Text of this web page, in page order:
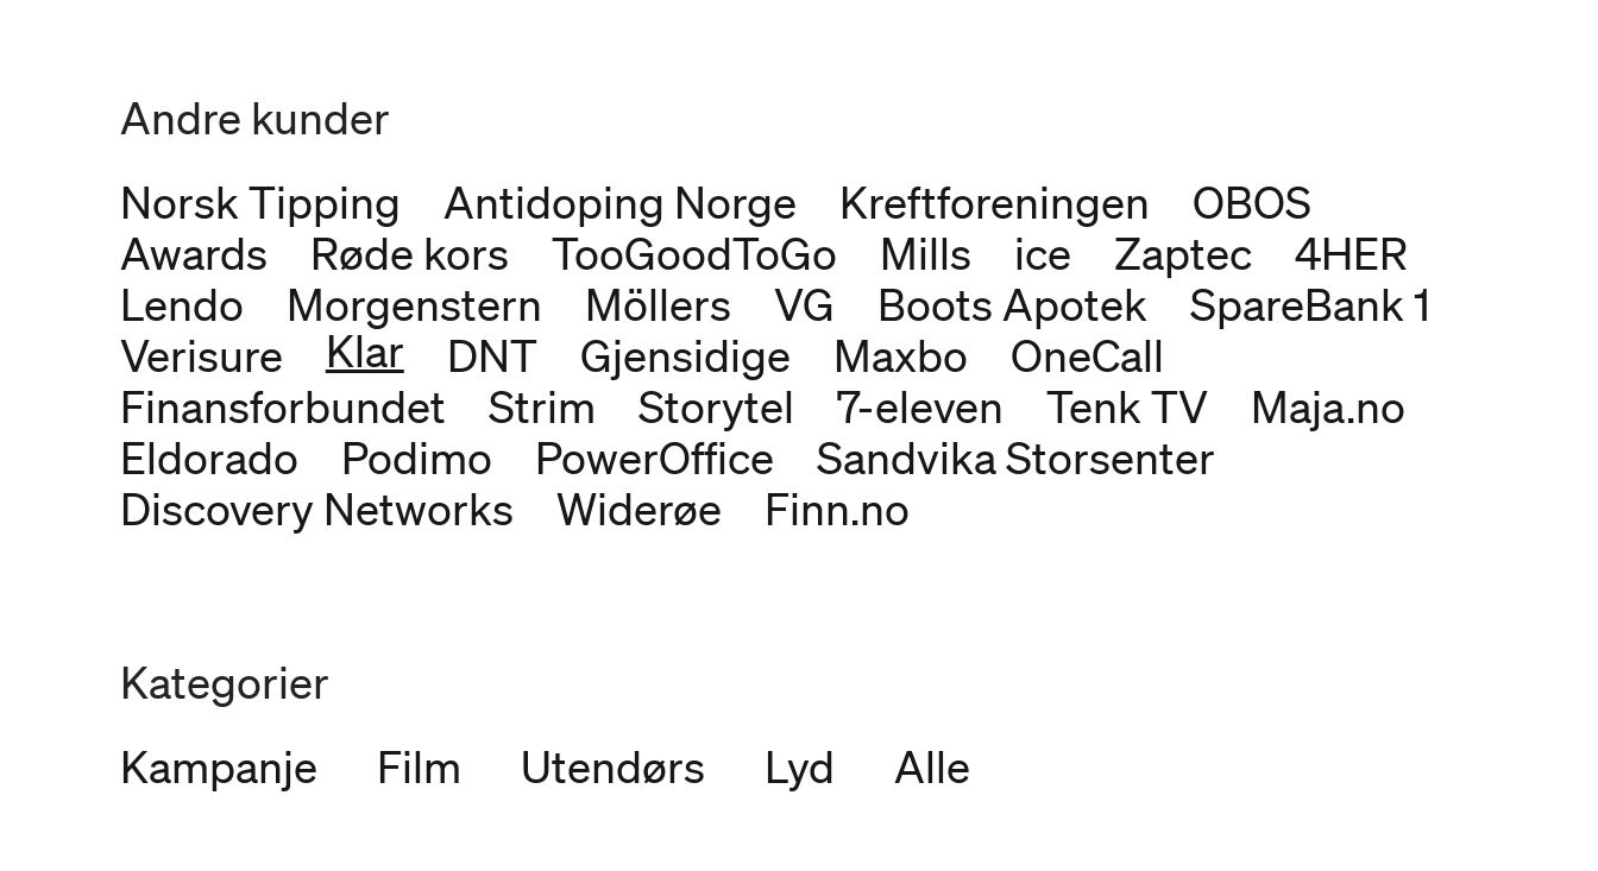
Andre kunder
Norsk Tipping
Antidoping Norge Kreftforeningen
OBOS
Awards
Røde kors TooGoodToGo Mills ice Zaptec
4HER
Lendo
Morgenstern Möllers VG Boots Apotek
SpareBank 1
Verisure
Klar DNT Gjensidige Maxbo
OneCall
Finansforbundet
Strim Storytel 7-eleven Tenk TV
Maja.no
Eldorado
Podimo PowerOffice
Sandvika Storsenter
Discovery Networks
Widerøe Finn.no
Kategorier
Kampanje
Film Utendørs Lyd Alle